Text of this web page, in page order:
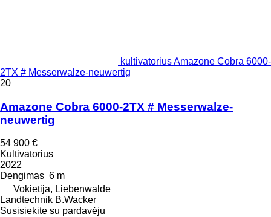
kultivatorius Amazone Cobra 6000-
2TX # Messerwalze-neuwertig
20
Amazone Cobra 6000-2TX # Messerwalze-
neuwertig
54 900 €
Kultivatorius
2022
Dengimas 6 m
Vokietija, Liebenwalde
Landtechnik B.Wacker
Susisiekite su pardavėju